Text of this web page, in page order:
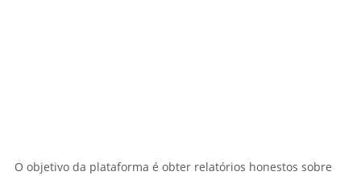
O objetivo da plataforma é obter relatórios honestos sobre